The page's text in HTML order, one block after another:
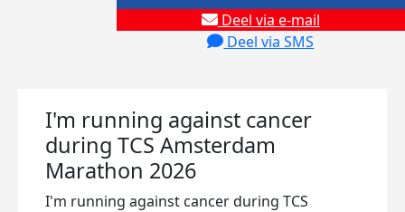
Deel via e-mail
Deel via SMS
I'm running against cancer
during TCS Amsterdam
Marathon 2026
I'm running against cancer during TCS